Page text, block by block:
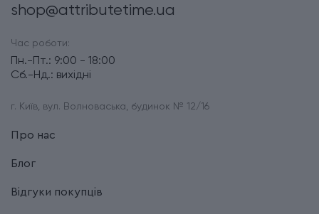
shop@attributetime.ua
Час роботи:
Пн.-Пт.: 9:00 - 18:00
Сб.-Нд.: вихідні
г. Київ, вул. Волноваська, будинок № 12/16
Про нас
Блог
Відгуки покупців